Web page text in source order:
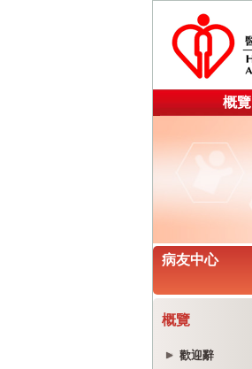
概覽
病友中心
概覽
歡迎辭